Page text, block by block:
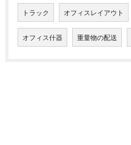
トラック オフィスレイアウト
オフィス什器 重量物の配送